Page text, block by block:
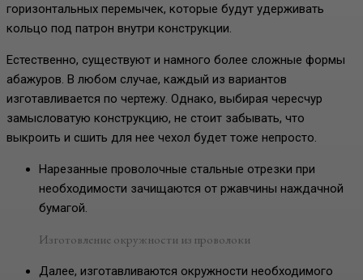
горизонтальных перемычек, которые будут удерживать
кольцо под патрон внутри конструкции.
Естественно, существуют и намного более сложные формы
абажуров. В любом случае, каждый из вариантов
изготавливается по чертежу. Однако, выбирая чересчур
замысловатую конструкцию, не стоит забывать, что
выкроить и сшить для нее чехол будет тоже непросто.
Нарезанные проволочные стальные отрезки при
необходимости зачищаются от ржавчины наждачной
бумагой.
Изготовление окружности из проволоки
Далее, изготавливаются окружности необходимого